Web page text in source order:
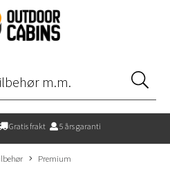
Gratis frakt 5 års garanti
Premium